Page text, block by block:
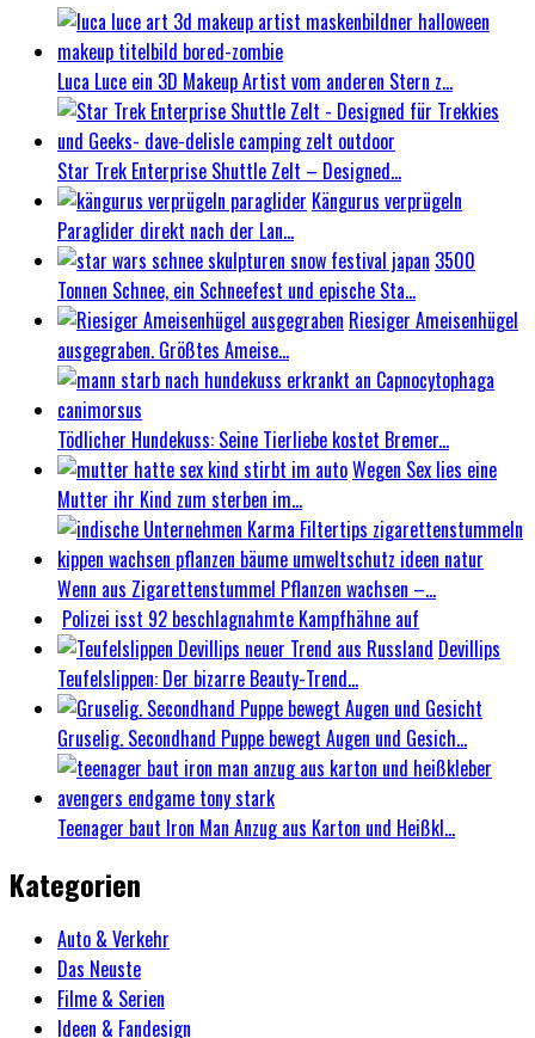
Luca Luce ein 3D Makeup Artist vom anderen Stern z...
Star Trek Enterprise Shuttle Zelt – Designed...
Kängurus verprügeln
Paraglider direkt nach der Lan...
3500
Tonnen Schnee, ein Schneefest und epische Sta...
Riesiger Ameisenhügel
ausgegraben. Größtes Ameise...
Tödlicher Hundekuss: Seine Tierliebe kostet Bremer...
Wegen Sex lies eine
Mutter ihr Kind zum sterben im...
Wenn aus Zigarettenstummel Pflanzen wachsen –...
Polizei isst 92 beschlagnahmte Kampfhähne auf
Devillips
Teufelslippen: Der bizarre Beauty-Trend...
Gruselig. Secondhand Puppe bewegt Augen und Gesich...
Teenager baut Iron Man Anzug aus Karton und Heißkl...
Kategorien
Auto & Verkehr
Das Neuste
Filme & Serien
Ideen & Fandesign